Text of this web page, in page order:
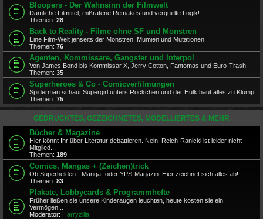
Bloopers - Der Wahnsinn der Filmwelt
Dämliche Filmtitel, mißratene Remakes und verquirlte Logik!
Themen: 28
Back to Reality - Filme ohne SF und Monstren
Eine Film-Welt jenseits der Monstren, Mumien und Mutationen.
Themen: 76
Agenten, Kommissare, Gangster und Interpol
Von James Bond bis Kommissar X, Jerry Cotton, Fantomas und Euro-Trash.
Themen: 35
Superheroes & Co - Comicverfilmungen
Spiderman schaut Supergirl unters Röckchen und der Hulk haut alles zu Klump!
Themen: 75
GEDRUCKTES, GEZEICHNETES, MODELLIERTES & MEHR
Bücher & Magazine
Hier könnt Ihr über Literatur debattieren. Nein, Reich-Ranicki ist leider nicht
Mitglied...
Themen: 189
Comics, Mangas + (Zeichen)trick
Ob Superhelden-, Manga- oder YPS-Magazin: Hier zeichnet sich alles ab!
Themen: 83
Plakate, Lobbycards & Programmhefte
Früher ließen sie unsere Kinderaugen leuchten, heute kosten sie ein
Vermögen...
Moderator: Harryzilla